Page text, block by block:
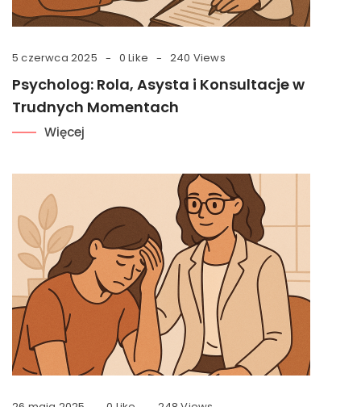
5 czerwca 2025 0 Like 240 Views
Psycholog: Rola, Asysta i Konsultacje w
Trudnych Momentach
Więcej